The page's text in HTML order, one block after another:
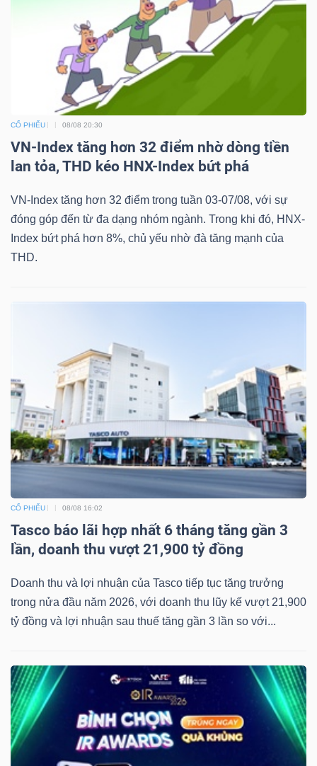
CỔ PHIẾU 08/08 20:30
VN-Index tăng hơn 32 điểm nhờ dòng tiền
lan tỏa, THD kéo HNX-Index bứt phá
VN-Index tăng hơn 32 điểm trong tuần 03-07/08, với sự
đóng góp đến từ đa dạng nhóm ngành. Trong khi đó, HNX-
Index bứt phá hơn 8%, chủ yếu nhờ đà tăng mạnh của
THD.
CỔ PHIẾU 08/08 16:02
Tasco báo lãi hợp nhất 6 tháng tăng gần 3
lần, doanh thu vượt 21,900 tỷ đồng
Doanh thu và lợi nhuận của Tasco tiếp tục tăng trưởng
trong nửa đầu năm 2026, với doanh thu lũy kế vượt 21,900
tỷ đồng và lợi nhuận sau thuế tăng gần 3 lần so với...